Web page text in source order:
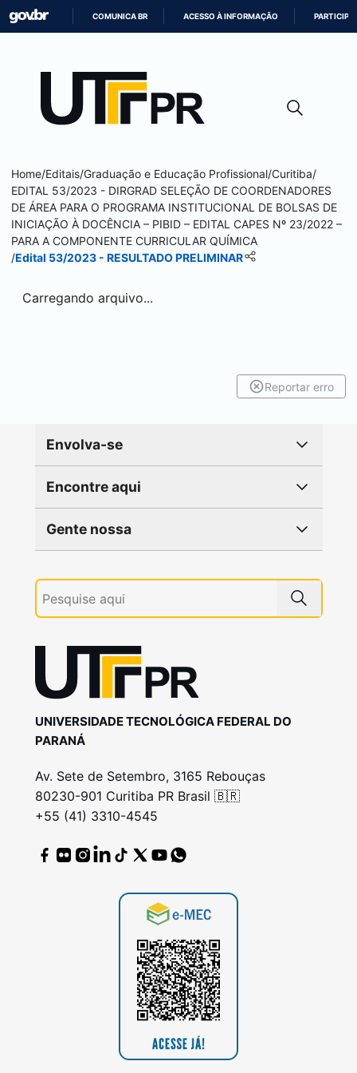
CONTEÚDO
COMUNICA BR ACESSO À INFORMAÇÃO PARTICIPE
Home/Editais/Graduação e Educação Profissional/Curitiba/
EDITAL 53/2023 - DIRGRAD SELEÇÃO DE COORDENADORES
DE ÁREA PARA O PROGRAMA INSTITUCIONAL DE BOLSAS DE
INICIAÇÃO À DOCÊNCIA – PIBID – EDITAL CAPES Nº 23/2022 –
PARA A COMPONENTE CURRICULAR QUÍMICA
/Edital 53/2023 - RESULTADO PRELIMINAR
Carregando arquivo...
Reportar erro
Envolva-se
Encontre aqui
Gente nossa
UNIVERSIDADE TECNOLÓGICA FEDERAL DO
PARANÁ
Av. Sete de Setembro, 3165 Rebouças
80230-901 Curitiba PR Brasil 🇧🇷
+55 (41) 3310-4545